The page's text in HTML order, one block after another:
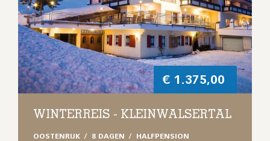
€ 1.375,00
WINTERREIS - KLEINWALSERTAL
OOSTENRIJK 8 DAGEN HALFPENSION